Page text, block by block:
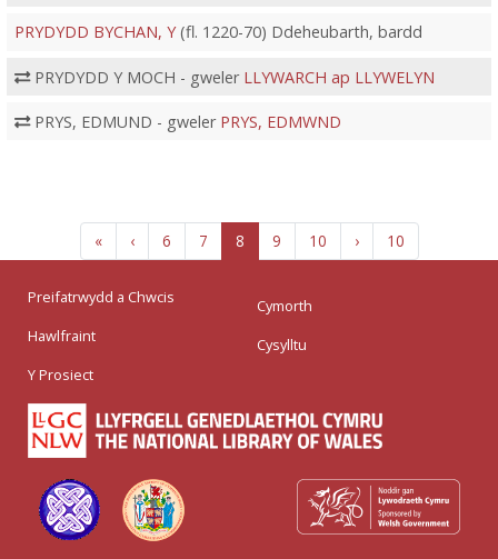
PRYDYDD BYCHAN, Y(fl. 1220-70) Ddeheubarth, bardd
PRYDYDD Y MOCH - gweler LLYWARCH ap LLYWELYN
PRYS, EDMUND - gweler PRYS, EDMWND
« ‹ 6 7 8 9 10 › 10
Preifatrwydd a Chwcis
Hawlfraint
Y Prosiect
Cymorth
Cysylltu